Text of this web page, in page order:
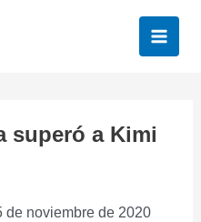
superó a Kimi
de noviembre de 2020